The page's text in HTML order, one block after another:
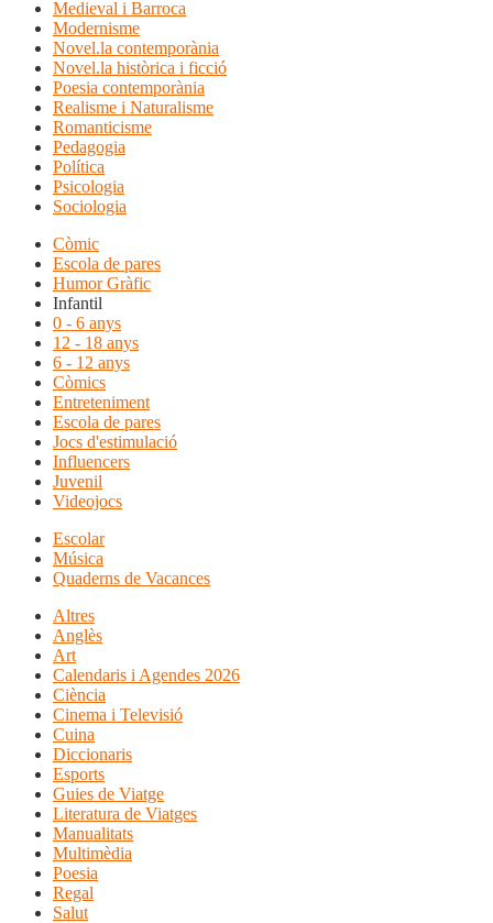
Medieval i Barroca
Modernisme
Novel.la contemporània
Novel.la històrica i ficció
Poesia contemporània
Realisme i Naturalisme
Romanticisme
Pedagogia
Política
Psicologia
Sociologia
Còmic
Escola de pares
Humor Gràfic
Infantil
0 - 6 anys
12 - 18 anys
6 - 12 anys
Còmics
Entreteniment
Escola de pares
Jocs d'estimulació
Influencers
Juvenil
Videojocs
Escolar
Música
Quaderns de Vacances
Altres
Anglès
Art
Calendaris i Agendes 2026
Ciència
Cinema i Televisió
Cuina
Diccionaris
Esports
Guies de Viatge
Literatura de Viatges
Manualitats
Multimèdia
Poesia
Regal
Salut